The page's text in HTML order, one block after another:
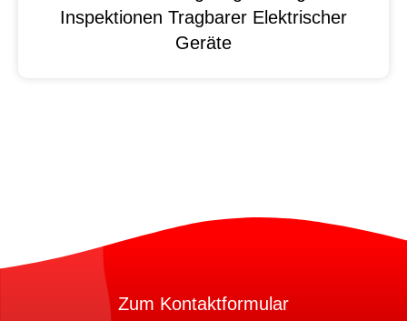
Inspektionen Tragbarer Elektrischer
Geräte
Zum Kontaktformular